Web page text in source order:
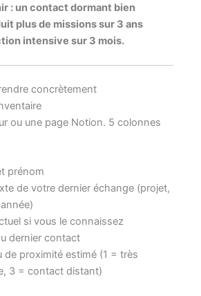
: un contact dormant bien
plus de missions sur 3 ans
intensive sur 3 mois.
concrètement
ou une page Notion. 5 colonnes
prénom
de votre dernier échange (projet,
si vous le connaissez
dernier contact
de proximité estimé (1 = très
3 = contact distant)